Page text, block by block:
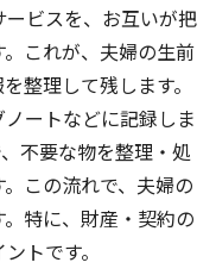
ビスを、お互いが把
これが、夫婦の生前
整理して残します。
ートなどに記録しま
不要な物を整理・処
この流れで、夫婦の
特に、財産・契約の
トです。